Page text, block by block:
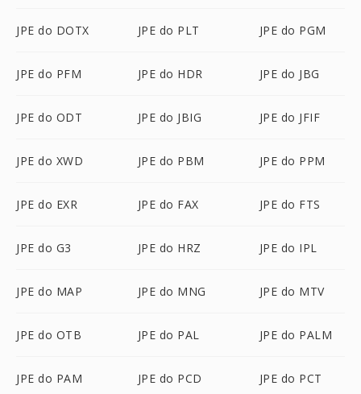
JPE do DOTX JPE do PLT JPE do PGM
JPE do PFM JPE do HDR JPE do JBG
JPE do ODT JPE do JBIG JPE do JFIF
JPE do XWD JPE do PBM JPE do PPM
JPE do EXR JPE do FAX JPE do FTS
JPE do G3 JPE do HRZ JPE do IPL
JPE do MAP JPE do MNG JPE do MTV
JPE do OTB JPE do PAL JPE do PALM
JPE do PAM JPE do PCD JPE do PCT